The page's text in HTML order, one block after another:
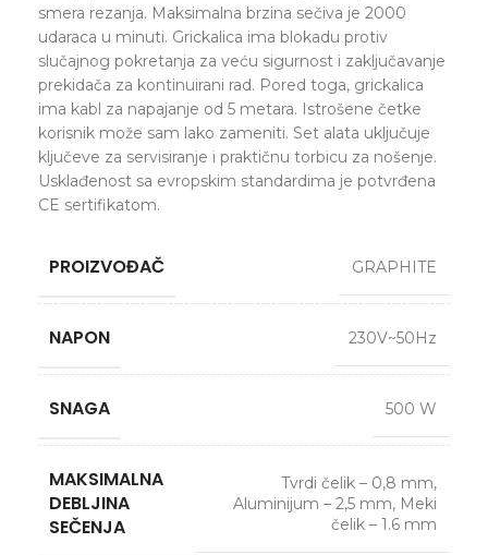
smera rezanja. Maksimalna brzina sečiva je 2000
udaraca u minuti. Grickalica ima blokadu protiv
slučajnog pokretanja za veću sigurnost i zaključavanje
prekidača za kontinuirani rad. Pored toga, grickalica
ima kabl za napajanje od 5 metara. Istrošene četke
korisnik može sam lako zameniti. Set alata uključuje
ključeve za servisiranje i praktičnu torbicu za nošenje.
Usklađenost sa evropskim standardima je potvrđena
CE sertifikatom.
PROIZVOĐAČ GRAPHITE
NAPON 230V~50Hz
SNAGA 500 W
MAKSIMALNA
DEBLJINA
SEČENJA
Tvrdi čelik – 0,8 mm,
Aluminijum – 2,5 mm, Meki
čelik – 1.6 mm